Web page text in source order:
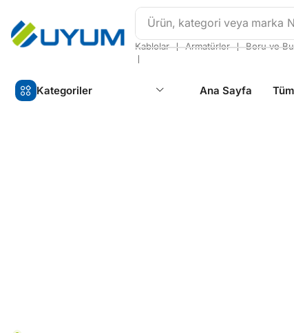
Ürün, kategori veya marka
Kablolar ❘ Armatürler ❘ Boru ve
❘
Kategoriler Ana Sayfa